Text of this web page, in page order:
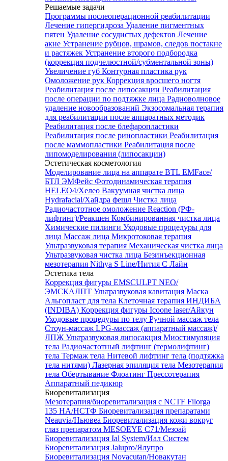
Решаемые задачи
Программы послеоперационной реабилитации
Лечение гипергидроза Удаление пигментных
пятен Удаление сосудистых дефектов Лечение
акне Устранение рубцов, шрамов, следов постакне
и растяжек Устранение второго подбородка
(коррекция подчелюстной/субментальной зоны)
Увеличение губ Контурная пластика рук
Омоложение рук Коррекция вросшего ногтя
Реабилитация после липосакции Реабилитация
после операции по подтяжке лица Радиоволновое
удаление новообразований Экзосомальная терапия
для реабилитации после аппаратных методик
Реабилитация после блефаропластики
Реабилитация после ринопластики Реабилитация
после маммопластики Реабилитация после
липомоделирования (липосакции)
Эстетическая косметология
Моделирование лица на аппарате BTL EMFace/
БТЛ ЭМФейс Фотодинамическая терапия
HELEO4/Хелео Вакуумная чистка лица
Hydrafacial/Хайдра фешл Чистка лица
Радиочастотное омоложение Reaction (РФ-
лифтинг)/Реакшен Комбинированная чистка лица
Химические пилинги Уходовые процедуры для
лица Массаж лица Микротоковая терапия
Ультразвуковая терапия Механическая чистка лица
Ультразвуковая чистка лица Безинъекционная
мезотерапия Nithya S Line/Нития С Лайн
Эстетика тела
Коррекция фигуры EMSCULPT NEO/
ЭМСКАЛПТ Ультразвуковая кавитация Маска
Альгопласт для тела Клеточная терапия ИНДИБА
(INDIBA) Коррекция фигуры Icoone laser/Айкун
Уходовые процедуры по телу Ручной массаж тела
Стоун-массаж LPG-массаж (аппаратный массаж)/
ЛПЖ Ультразвуковая липосакция Миостимуляция
тела Радиочастотный лифтинг (термолифтинг)
тела Термаж тела Нитевой лифтинг тела (подтяжка
тела нитями) Лазерная эпиляция тела Мезотерапия
тела Обертывание Флоатинг Прессотерапия
Аппаратный педикюр
Биоревитализация
Мезотерапия/биоревитализация с NCTF Filorga
135 HA/НСТФ Биоревитализация препаратами
Neauvia/Ньювеа Биоревитализация кожи вокруг
глаз препаратом MESOEYE C71/Мезоай
Биоревитализация Ial System/Иал Систем
Биоревитализация Jalupro/Ялупро
Биоревитализация Novacutan/Новакутан